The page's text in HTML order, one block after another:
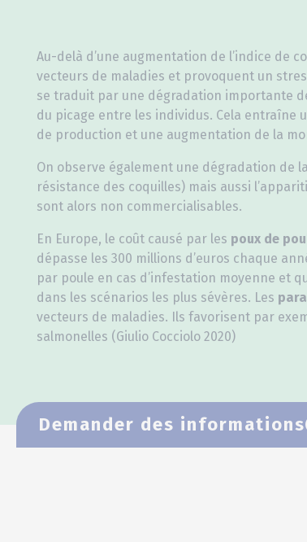
Au-delà d’une augmentation de l’indice de
vecteurs de maladies et provoquent un
se traduit par une dégradation importante
du picage entre les individus. Cela entraîne
de production et une augmentation de la
On observe également une dégradation de
résistance des coquilles) mais aussi
sont alors non commercialisables.
En Europe, le coût causé par les poux de
dépasse les 300 millions d’euros chaque
par poule en cas d’infestation moyenne et
dans les scénarios les plus sévères. Les
vecteurs de maladies. Ils favorisent par
salmonelles (Giulio Cocciolo 2020)
Demander des informations